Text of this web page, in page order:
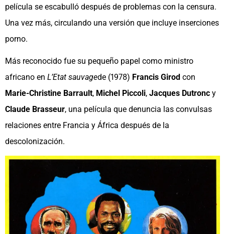
película se escabulló después de problemas con la censura.
Una vez más, circulando una versión que incluye inserciones
porno.
Más reconocido fue su pequeño papel como ministro
africano en L’Etat sauvagede (1978) Francis Girod con
Marie-Christine Barrault, Michel Piccoli, Jacques Dutronc y
Claude Brasseur, una película que denuncia las convulsas
relaciones entre Francia y África después de la
descolonización.